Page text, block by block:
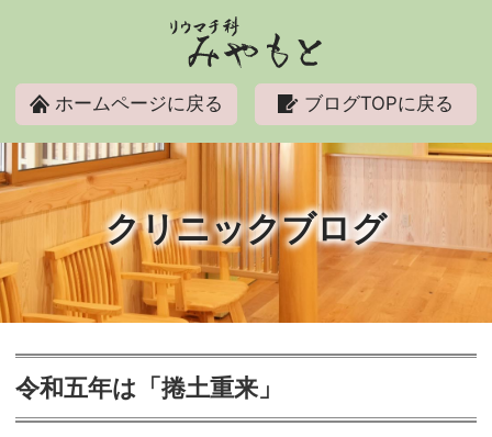
ホームページに戻る ブログTOPに戻る
クリニックブログ
令和五年は「捲土重来」